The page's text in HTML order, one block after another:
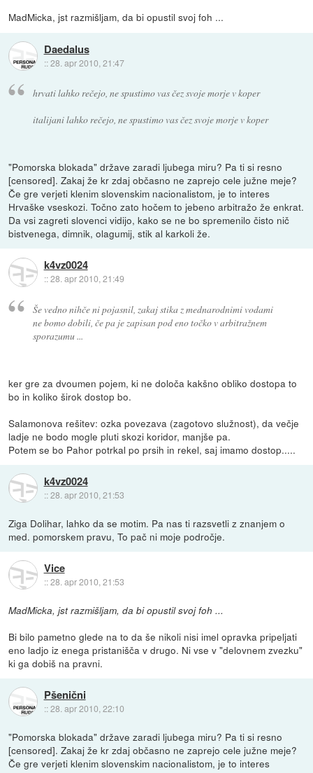
MadMicka, jst razmišljam, da bi opustil svoj foh ...
Daedalus
::28. apr 2010, 21:47
hrvati lahko rečejo, ne spustimo vas čez svoje morje v koper
italijani lahko rečejo, ne spustimo vas čez svoje morje v koper
"Pomorska blokada" države zaradi ljubega miru? Pa ti si resno
[censored]. Zakaj že kr zdaj občasno ne zaprejo cele južne meje?
Če gre verjeti klenim slovenskim nacionalistom, je to interes
Hrvaške vseskozi. Točno zato hočem to jebeno arbitražo že enkrat.
Da vsi zagreti slovenci vidijo, kako se ne bo spremenilo čisto nič
bistvenega, dimnik, olagumij, stik al karkoli že.
k4vz0024
::28. apr 2010, 21:49
Še vedno nihče ni pojasnil, zakaj stika z mednarodnimi vodami
ne bomo dobili, če pa je zapisan pod eno točko v arbitražnem
sporazumu ...
ker gre za dvoumen pojem, ki ne določa kakšno obliko dostopa to
bo in koliko širok dostop bo.
Salamonova rešitev: ozka povezava (zagotovo služnost), da večje
ladje ne bodo mogle pluti skozi koridor, manjše pa.
Potem se bo Pahor potrkal po prsih in rekel, saj imamo dostop.....
k4vz0024
::28. apr 2010, 21:53
Ziga Dolihar, lahko da se motim. Pa nas ti razsvetli z znanjem o
med. pomorskem pravu, To pač ni moje področje.
Vice
::28. apr 2010, 21:53
MadMicka, jst razmišljam, da bi opustil svoj foh ...
Bi bilo pametno glede na to da še nikoli nisi imel opravka pripeljati
eno ladjo iz enega pristanišča v drugo. Ni vse v "delovnem zvezku"
ki ga dobiš na pravni.
Pšenični
::28. apr 2010, 22:10
"Pomorska blokada" države zaradi ljubega miru? Pa ti si resno
[censored]. Zakaj že kr zdaj občasno ne zaprejo cele južne meje?
Če gre verjeti klenim slovenskim nacionalistom, je to interes